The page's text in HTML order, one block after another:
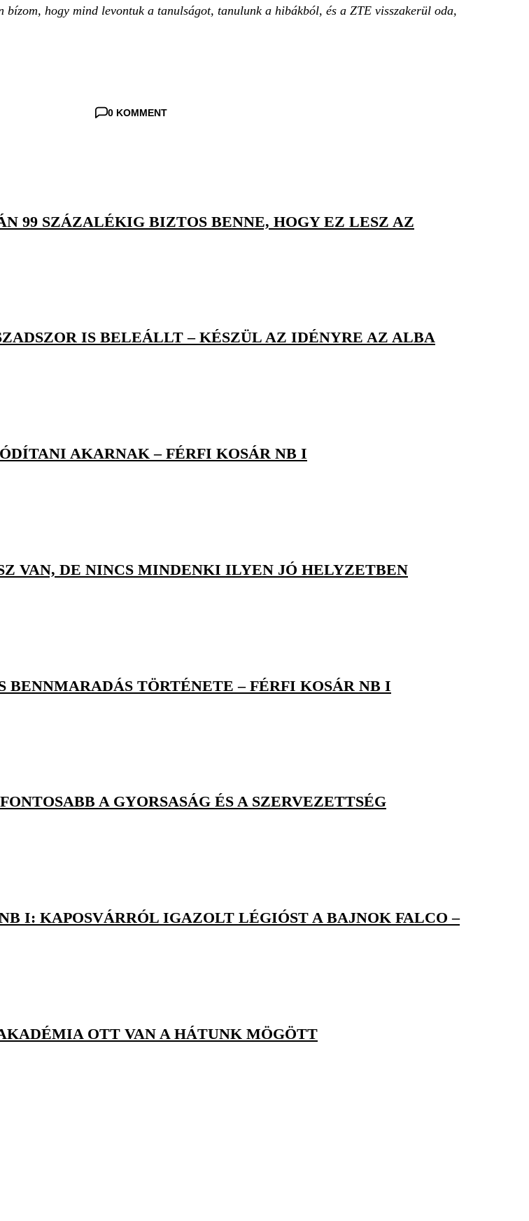
bízom, hogy mind levontuk a tanulságot, tanulunk a hibákból, és a ZTE visszakerül oda,
0 KOMMENT
99 SZÁZALÉKIG BIZTOS BENNE, HOGY EZ LESZ AZ
IS BELEÁLLT – KÉSZÜL AZ IDÉNYRE AZ ALBA
AKARNAK – FÉRFI KOSÁR NB I
VAN, DE NINCS MINDENKI ILYEN JÓ HELYZETBEN
BENNMARADÁS TÖRTÉNETE – FÉRFI KOSÁR NB I
A GYORSASÁG ÉS A SZERVEZETTSÉG
I: KAPOSVÁRRÓL IGAZOLT LÉGIÓST A BAJNOK FALCO –
OTT VAN A HÁTUNK MÖGÖTT